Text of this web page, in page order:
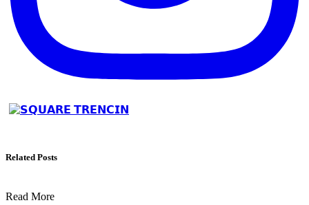
Related Posts
Read More